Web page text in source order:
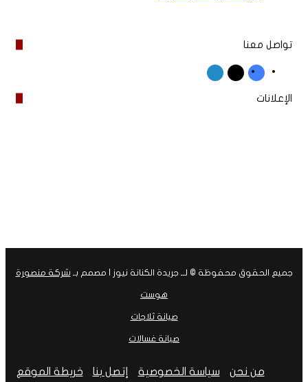
تواصل معنا
فيسبوك لينكدإن
الإعلانات
جميع الحقوق محفوظة © لــ جريدة الكنانة نيوز | مصمم بـ شركة منصورة
هوست
صيانة ثلاجات
صيانة غسالات
من نحن سياسة الخصوصية إتصل بنا خريطة الموقع